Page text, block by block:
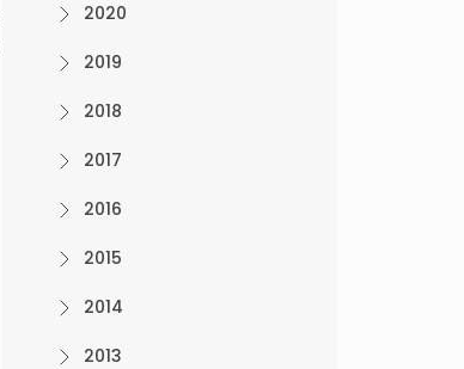
2020
2019
2018
2017
2016
2015
2014
2013